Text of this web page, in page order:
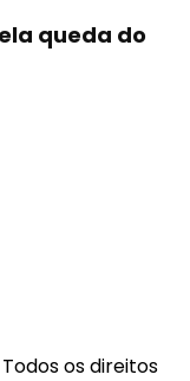
queda do
os direitos